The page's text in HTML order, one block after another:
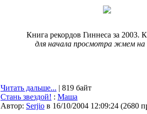
Книга рекордов Гиннеса за 2003.
для начала просмотра жмем на
Читать дальше... | 819 байт
Стань звездой! : Маша
Автор: Serjio в 16/10/2004 12:09:24 (2680